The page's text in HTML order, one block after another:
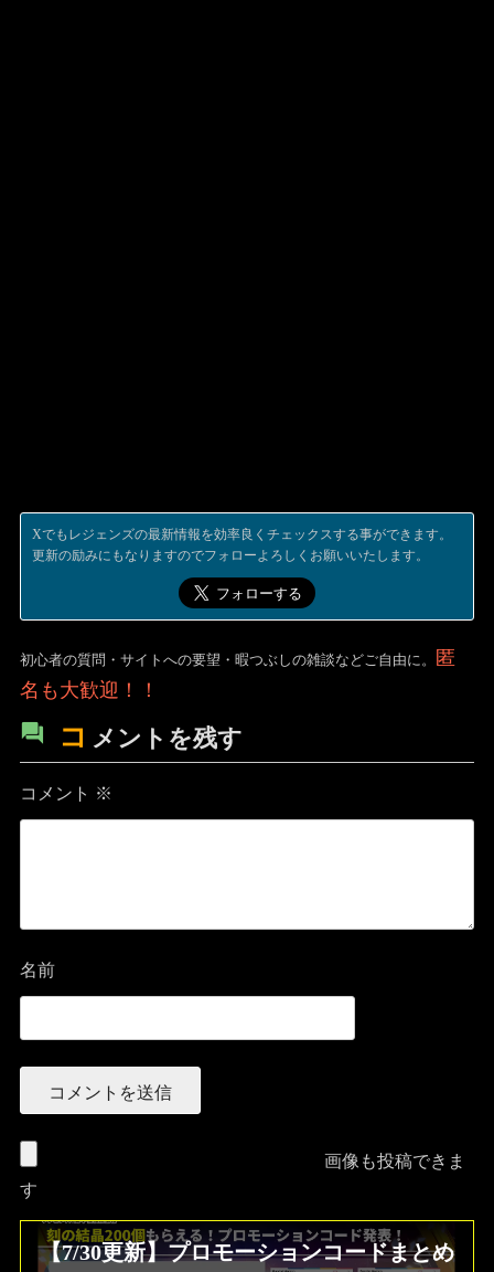
Xでもレジェンズの最新情報を効率良くチェックスする事ができます。
更新の励みにもなりますのでフォローよろしくお願いいたします。
初心者の質問・サイトへの要望・暇つぶしの雑談などご自由に。
匿
名も大歓迎！！
コ メントを残す
コメント ※
名前
画像も投稿できま
す
【7/30更新】プロモーションコードまとめ